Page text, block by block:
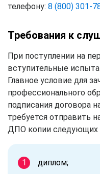
телефону: 8 (800) 301-
Требования к
При поступлении на
вступительные
Главное условие для
профессионального
подписания договора
требуется отправить
ДПО копии следующих
диплом;